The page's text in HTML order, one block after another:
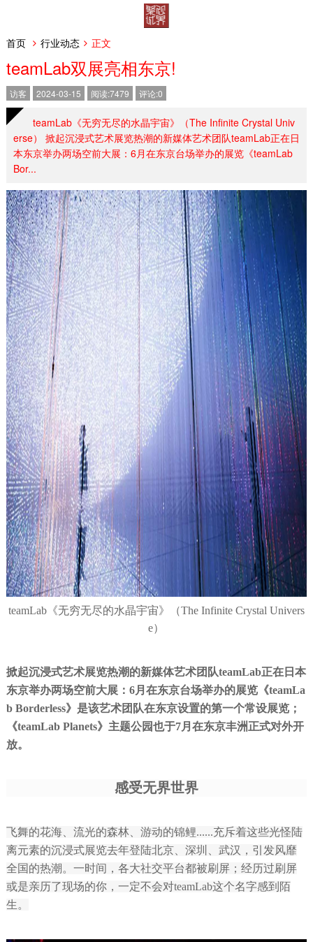
首页 行业动态 正文
teamLab双展亮相东京!
访客 2024-03-15 阅读:7479 评论:0
teamLab《无穷无尽的水晶宇宙》（The Infinite Crystal Univ
erse） 掀起沉浸式艺术展览热潮的新媒体艺术团队teamLab正在日
本东京举办两场空前大展：6月在东京台场举办的展览《teamLab
Bor...
teamLab《无穷无尽的水晶宇宙》（The Infinite Crystal Univers
e）
掀起沉浸式艺术展览热潮的新媒体艺术团队teamLab正在日本
东京举办两场空前大展：6月在东京台场举办的展览《teamLa
b Borderless》是该艺术团队在东京设置的第一个常设展览；
《teamLab Planets》主题公园也于7月在东京丰洲正式对外开
放。
感受无界世界
飞舞的花海、流光的森林、游动的锦鲤......充斥着这些光怪陆
离元素的沉浸式展览去年登陆北京、深圳、武汉，引发风靡
全国的热潮。一时间，各大社交平台都被刷屏；经历过刷屏
或是亲历了现场的你，一定不会对teamLab这个名字感到陌
生。